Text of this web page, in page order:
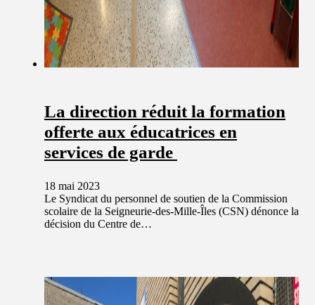
La direction réduit la formation
offerte aux éducatrices en
services de garde
18 mai 2023
Le Syndicat du personnel de soutien de la Commission
scolaire de la Seigneurie-des-Mille-Îles (CSN) dénonce la
décision du Centre de…